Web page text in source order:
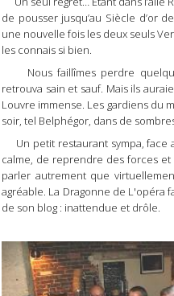
de pousser jusqu’au Siècle d’or
une nouvelle fois les deux seuls
les connais si bien.
Nous faillîmes perdre
retrouva sain et sauf. Mais ils
Louvre immense. Les gardiens du
soir, tel Belphégor, dans de
Un petit restaurant sympa, face
calme, de reprendre des forces et
parler autrement que
agréable. La Dragonne de L'opéra
de son blog : inattendue et drôle.